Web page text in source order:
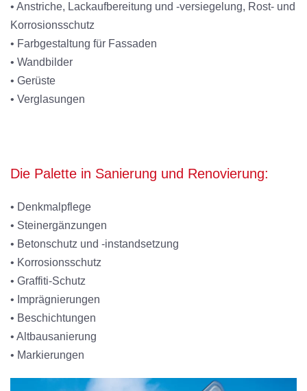
• Anstriche, Lackaufbereitung und -versiegelung, Rost- und
Korrosionsschutz
• Farbgestaltung für Fassaden
• Wandbilder
• Gerüste
• Verglasungen
Die Palette in Sanierung und Renovierung:
• Denkmalpflege
• Steinergänzungen
• Betonschutz und -instandsetzung
• Korrosionsschutz
• Graffiti-Schutz
• Imprägnierungen
• Beschichtungen
• Altbausanierung
• Markierungen